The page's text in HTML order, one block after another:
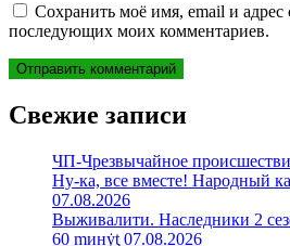
Сохранить моё имя, email и адрес
последующих моих комментариев.
Свежие записи
ЧП-Чрезвычайное
Ну-ка, все вместе! Народный
07.08.2026
Выживалити. Наследники 2
60 ṃинẏƫ 07.08.2026